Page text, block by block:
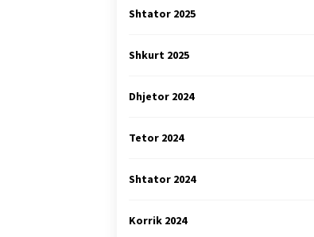
Shtator 2025
Shkurt 2025
Dhjetor 2024
Tetor 2024
Shtator 2024
Korrik 2024